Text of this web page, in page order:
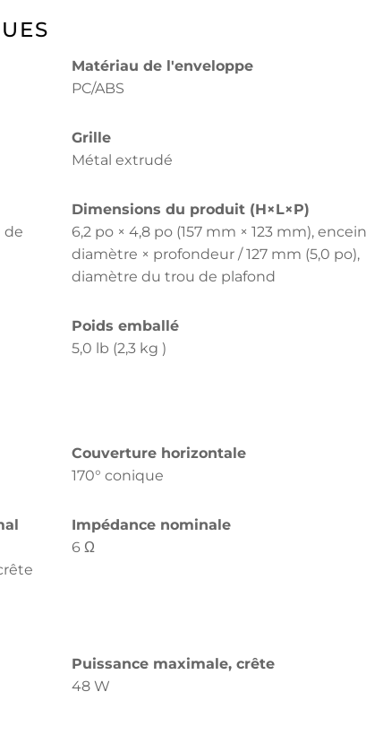
Matériau de l'enveloppe
PC/ABS
Grille
Métal extrudé
de
Dimensions du produit (H×L×P)
6,2 po × 4,8 po (157 mm × 123 mm),
diamètre × profondeur / 127 mm (5,0 po),
diamètre du trou de plafond
Poids emballé
5,0 lb (2,3 kg )
Couverture horizontale
170° conique
Impédance nominale
6 Ω
Puissance maximale, crête
48 W